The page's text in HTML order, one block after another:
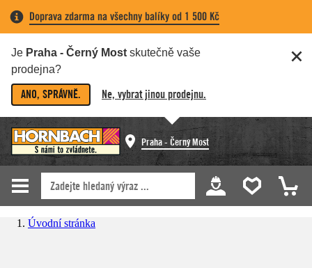
Doprava zdarma na všechny balíky od 1 500 Kč
Je Praha - Černý Most skutečně vaše
prodejna?
ANO, SPRÁVNĚ. Ne, vybrat jinou prodejnu.
Praha - Černý Most
Úvodní stránka